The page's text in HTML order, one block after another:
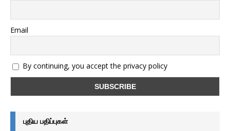
Email
By continuing, you accept the privacy policy
புதிய பதிப்புகள்